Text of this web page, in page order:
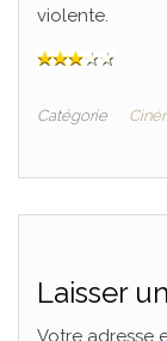
violente.
Catégorie
Laisser
Votre adresse